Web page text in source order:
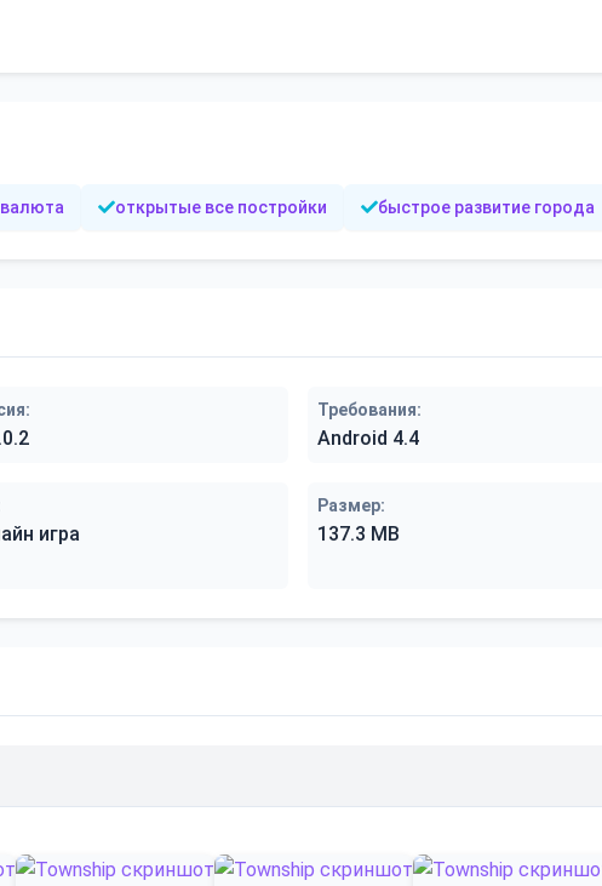
открытые все постройки быстрое развитие города
Требования:
Android 4.4
игра
Размер:
137.3 MB